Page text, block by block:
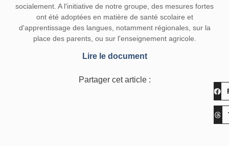
socialement. A l'initiative de notre groupe, des mesures fortes
ont été adoptées en matière de santé scolaire et
d'apprentissage des langues, notamment régionales, sur la
place des parents, ou sur l'enseignement agricole.
Lire le document
Partager cet article :